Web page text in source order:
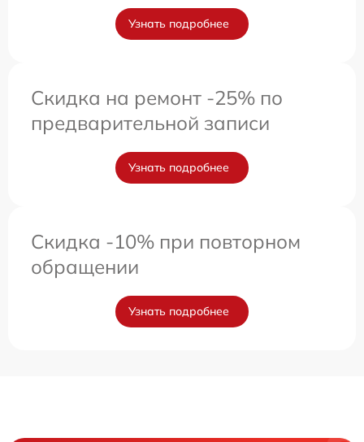
Узнать подробнее
Скидка на ремонт -25% по
предварительной записи
Узнать подробнее
Скидка -10% при повторном
обращении
Узнать подробнее